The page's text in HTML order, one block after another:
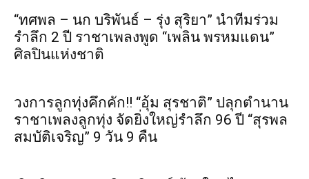
“ทศพล – นก บริพันธ์ – รุ่ง สุริยา” นำทีมร่วม
รำลึก 2 ปี ราชาเพลงพูด “เพลิน พรหมแดน”
ศิลปินแห่งชาติ
วงการลูกทุ่งคึกคัก!! “อุ้ม สุรชาติ” ปลุกตำนาน
ราชาเพลงลูกทุ่ง จัดยิ่งใหญ่รำลึก 96 ปี “สุรพล
สมบัติเจริญ” 9 วัน 9 คืน